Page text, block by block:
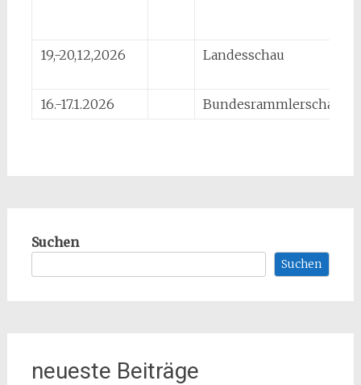
19,-20,12,2026 Landesschau
16.-17.1.2026 Bundesrammlerschau
Suchen
Suchen
neueste Beiträge